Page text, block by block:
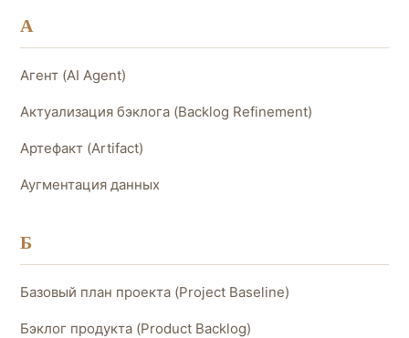
А
Агент (AI Agent)
Актуализация бэклога (Backlog Refinement)
Артефакт (Artifact)
Аугментация данных
Б
Базовый план проекта (Project Baseline)
Бэклог продукта (Product Backlog)